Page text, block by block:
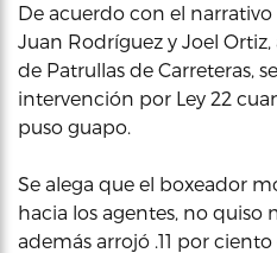
De acuerdo con el
Juan Rodríguez y Joel
de Patrullas de Carreteras,
intervención por Ley 22
puso guapo.
Se alega que el boxeador
hacia los agentes, no quiso
además arrojó .11 por